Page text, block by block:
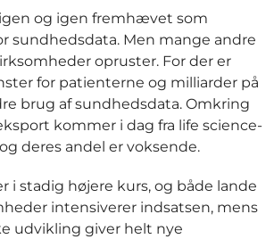
og igen fremhævet som
sundhedsdata. Men mange andre
opruster. For der er
for patienterne og milliarder på
brug af sundhedsdata. Omkring
kommer i dag fra life science-
deres andel er voksende.
i stadig højere kurs, og både lande
intensiverer indsatsen, mens
udvikling giver helt nye